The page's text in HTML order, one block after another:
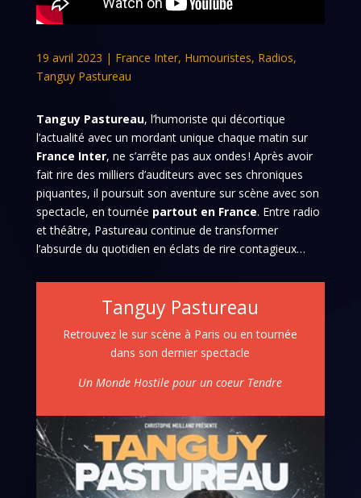
19 avril 2023 | France Inter, Humouristes, Radios,
Tanguy Pastureau
Tanguy Pastureau, l’humoriste qui décortique
l’actualité avec un mordant unique chaque matin sur
France Inter, ne s’arrête pas aux ondes ! Après avoir
fait rire des milliers d’auditeurs avec ses chroniques
piquantes, il poursuit son aventure sur scène avec son
spectacle, en tournée partout en France. Entre radio
et théâtre, Pastureau continue de transformer
l’absurde du quotidien en éclats de rire contagieux…
Tanguy Pastureau
Retrouvez le sur scène à Paris ou en tournée
dans son dernier spectacle
Un Monde Hostile pour un coeur Tendre